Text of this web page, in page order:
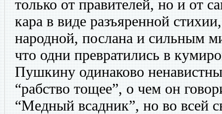
только от правителей, но и от
кара в виде разъяренной
народной, послана и сильным
что одни превратились в
Пушкину одинаково
“рабство тощее”, о чем он
“Медный всадник”, но во всей